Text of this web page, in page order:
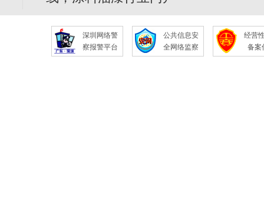
深圳网络警
察报警平台
公共信息安
全网络监察
经营
备案